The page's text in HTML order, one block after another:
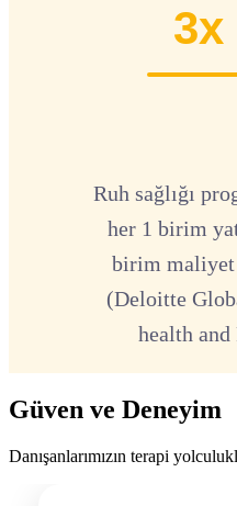
3x
Ruh sağlığı
her 1 birim
birim maliyet
(Deloitte
health
Güven ve Deneyim
Danışanlarımızın terapi